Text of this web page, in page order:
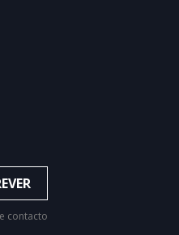
contacto